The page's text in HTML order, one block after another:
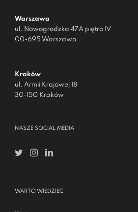
Warszawa
ul. Nowogrodzka 47A piętro IV
00-695 Warszawa
Kraków
ul. Armii Krajowej 18
30-150 Kraków
NASZE SOCIAL MEDIA
WARTO WIEDZIEĆ